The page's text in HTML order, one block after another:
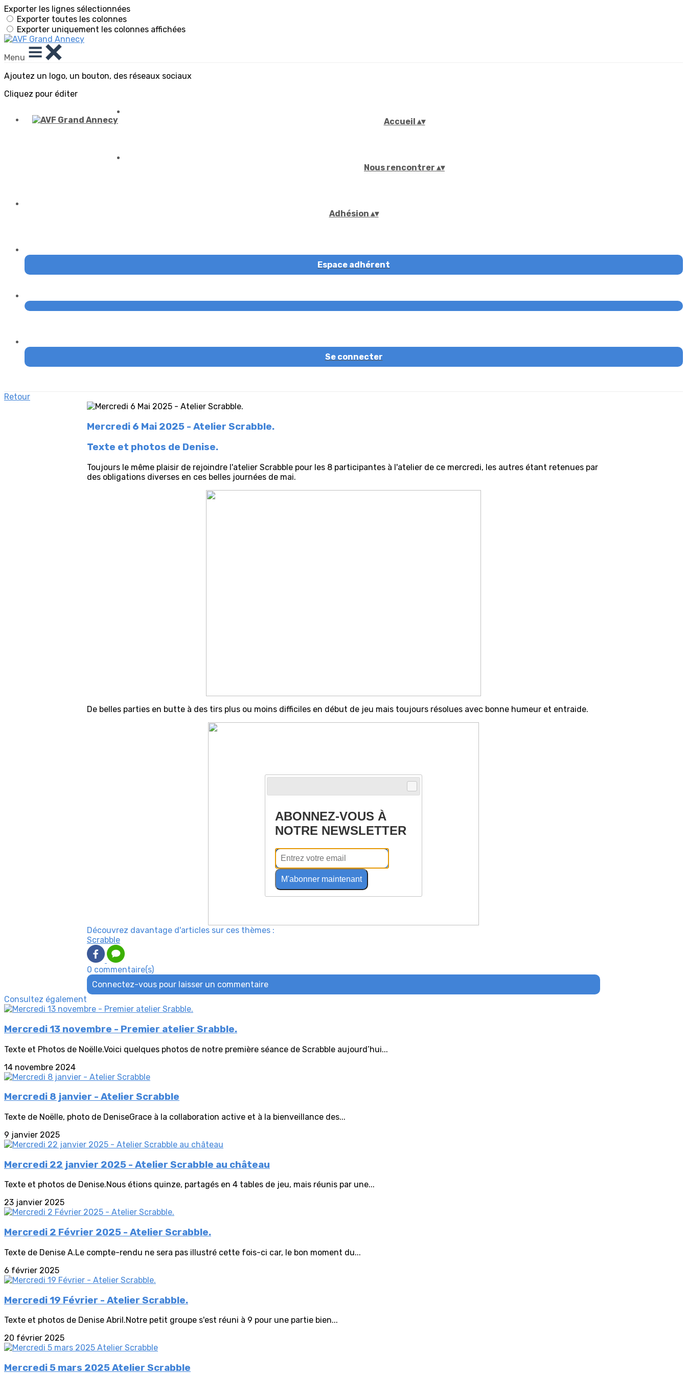
Exporter les lignes sélectionnées
Exporter toutes les colonnes
Exporter uniquement les colonnes affichées
Menu
Ajoutez un logo, un bouton, des réseaux sociaux
Cliquez pour éditer
Accueil ▴▾
Nous rencontrer ▴▾
Adhésion ▴▾
Espace adhérent
Se connecter
Retour
Mercredi 6 Mai 2025 - Atelier Scrabble.
Texte et photos de Denise.
Toujours le même plaisir de rejoindre l'atelier Scrabble pour les 8 participantes à l'atelier de ce mercredi, les autres étant retenues par
des obligations diverses en ces belles journées de mai.
De belles parties en butte à des tirs plus ou moins difficiles en début de jeu mais toujours résolues avec bonne humeur et entraide.
Découvrez davantage d'articles sur ces thèmes :
Scrabble
0 commentaire(s)
Connectez-vous pour laisser un commentaire
Consultez également
Mercredi 13 novembre - Premier atelier Srabble.
Texte et Photos de Noëlle.Voici quelques photos de notre première séance de Scrabble aujourd’hui...
14 novembre 2024
Mercredi 8 janvier - Atelier Scrabble
Texte de Noëlle, photo de DeniseGrace à la collaboration active et à la bienveillance des...
9 janvier 2025
Mercredi 22 janvier 2025 - Atelier Scrabble au château
Texte et photos de Denise.Nous étions quinze, partagés en 4 tables de jeu, mais réunis par une...
23 janvier 2025
Mercredi 2 Février 2025 - Atelier Scrabble.
Texte de Denise A.Le compte-rendu ne sera pas illustré cette fois-ci car, le bon moment du...
6 février 2025
Mercredi 19 Février - Atelier Scrabble.
Texte et photos de Denise Abril.Notre petit groupe s'est réuni à 9 pour une partie bien...
20 février 2025
Mercredi 5 mars 2025 Atelier Scrabble
ABONNEZ-VOUS À
NOTRE NEWSLETTER
M'abonner maintenant